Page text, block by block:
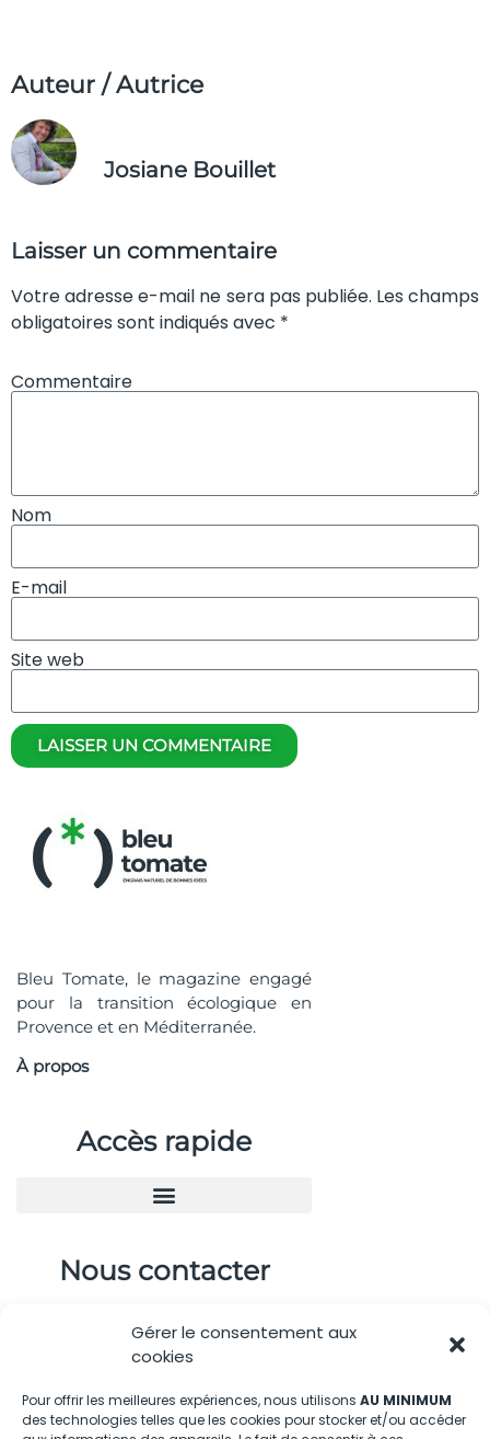
Gérer le consentement aux
cookies
Pour offrir les meilleures expériences, nous utilisons AU MINIMUM
des technologies telles que les cookies pour stocker et/ou accéder
Auteur / Autrice
Josiane Bouillet
Laisser un commentaire
Votre adresse e-mail ne sera pas publiée. Les champs
obligatoires sont indiqués avec *
Commentaire
Nom
E-mail
Site web
LAISSER UN COMMENTAIRE
Bleu Tomate, le magazine engagé
pour la transition écologique en
Provence et en Méditerranée.
À propos
Accès rapide
Nous contacter
contactBT@bleu-tomate.fr
Kit média